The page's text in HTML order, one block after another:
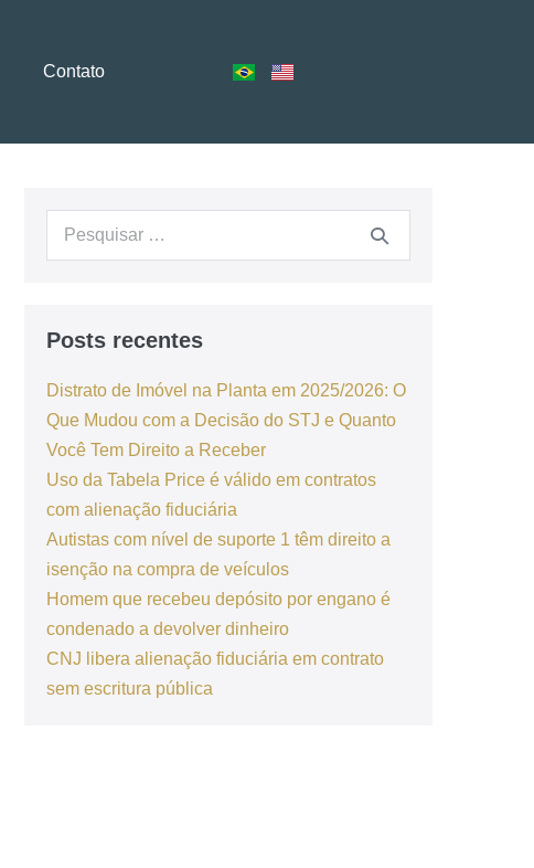
Contato
Posts recentes
Distrato de Imóvel na Planta em 2025/2026: O
Que Mudou com a Decisão do STJ e Quanto
Você Tem Direito a Receber
Uso da Tabela Price é válido em contratos
com alienação fiduciária
Autistas com nível de suporte 1 têm direito a
isenção na compra de veículos
Homem que recebeu depósito por engano é
condenado a devolver dinheiro
CNJ libera alienação fiduciária em contrato
sem escritura pública